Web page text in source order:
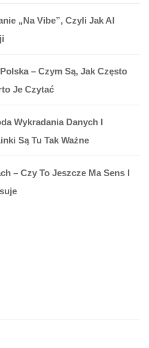
„na Vibe”, Czyli Jak AI
– Czym Są, Jak Często
Je Czytać
Wykradania Danych I
Są Tu Tak Ważne
– Czy To Jeszcze Ma Sens I